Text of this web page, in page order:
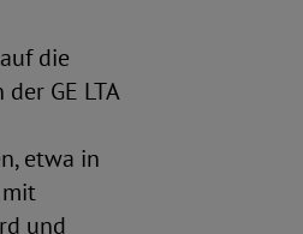
die
GE LTA
etwa in
und